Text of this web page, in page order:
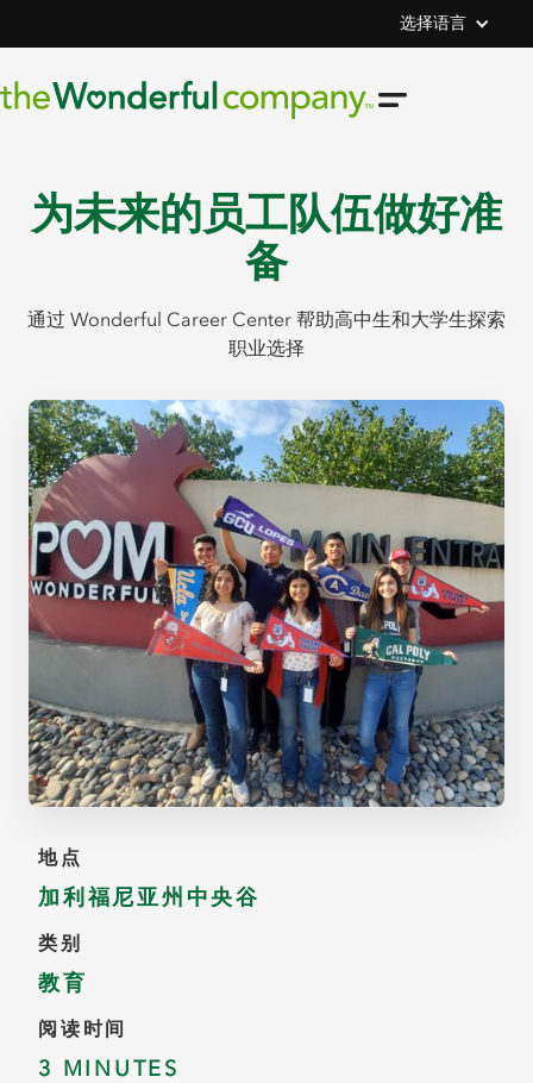
选择语言
为未来的员工队伍做好准
备
通过 Wonderful Career Center 帮助高中生和大学生探索
职业选择
地点
加利福尼亚州中央谷
类别
教育
阅读时间
3 MINUTES